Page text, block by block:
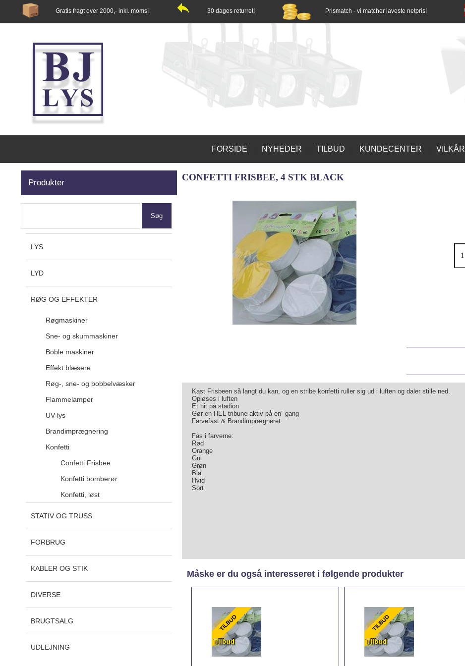
Gratis fragt over 2000,- inkl. moms! 30 dages returret! Prismatch - vi matcher laveste netpris!
FORSIDE NYHEDER TILBUD KUNDECENTER VILKÅR
Produkter
LYS
LYD
RØG OG EFFEKTER
Røgmaskiner
Sne- og skummaskiner
Boble maskiner
Effekt blæsere
Røg-, sne- og bobbelvæsker
Flammelamper
UV-lys
Brandimprægnering
Konfetti
Confetti Frisbee
Konfetti bomberør
Konfetti, løst
STATIV OG TRUSS
FORBRUG
KABLER OG STIK
DIVERSE
BRUGTSALG
UDLEJNING
CONFETTI FRISBEE, 4 STK BLACK
Kast Frisbeen så langt du kan, og en stribe konfetti ruller sig ud i luften og daler stille ned.
Opløses i luften
Et hit på stadion
Gør en HEL tribune aktiv på en´ gang
Farvefast & Brandimprægneret
Fås i farverne:
Rød
Orange
Gul
Grøn
Blå
Hvid
Sort
Måske er du også interesseret i følgende produkter